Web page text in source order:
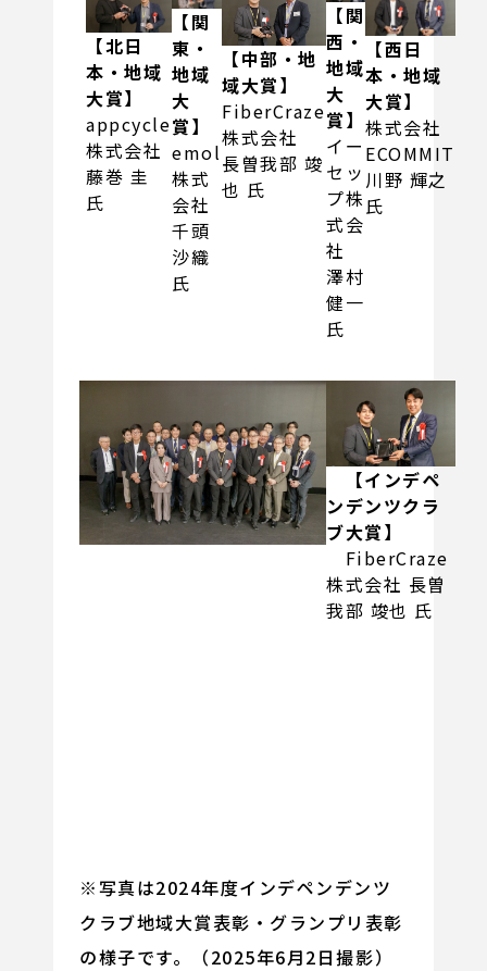
【北日
本・地域
大賞】
appcycle
株式会社
藤巻 圭
氏
【関
東・
地域
大
賞】
emol
株式
会社
千頭
沙織
氏
【中部・地
域大賞】
FiberCraze
株式会社
長曽我部 竣
也 氏
【関
西・
地域
大
賞】
イー
セッ
プ株
式会
社
澤村
健一
氏
【西日
本・地域
大賞】
株式会社
ECOMMIT
川野 輝之
氏
【インデペ
ンデンツクラ
ブ大賞】
FiberCraze
株式会社 長曽
我部 竣也 氏
※写真は2024年度インデペンデンツ
クラブ地域大賞表彰・グランプリ表彰
の様子です。（2025年6月2日撮影）